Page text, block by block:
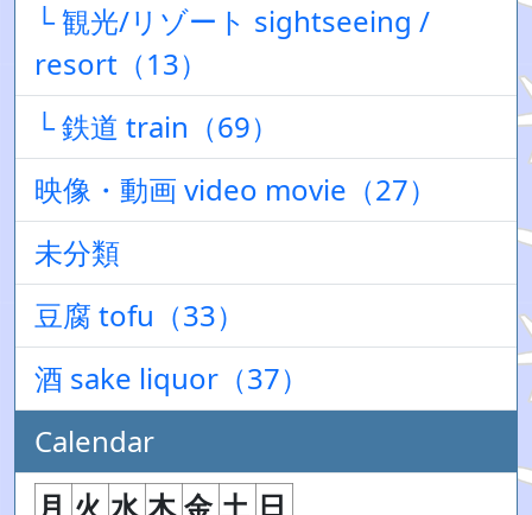
└ 観光/リゾート sightseeing /
resort（13）
└ 鉄道 train（69）
映像・動画 video movie（27）
未分類
豆腐 tofu（33）
酒 sake liquor（37）
Calendar
月 火 水 木 金 土 日